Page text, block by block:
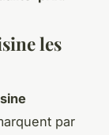
les
par